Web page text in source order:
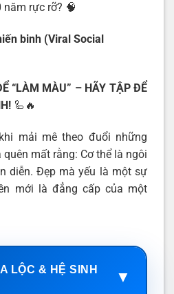
rực rỡ? 🧠
binh (Viral Social
“LÀM MÀU” – HÃY TẬP ĐỂ
🦾🔥
mải mê theo đuổi những
mất rằng: Cơ thể là ngôi
diễn. Đẹp mà yếu là một sự
mới là đẳng cấp của một
LỘC & HỆ SINH
▼